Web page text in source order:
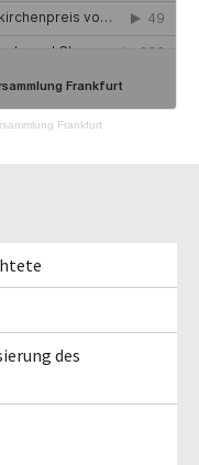
Frankfurt
des